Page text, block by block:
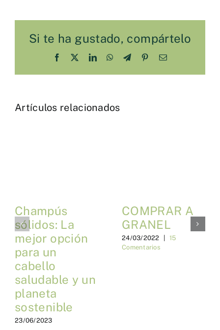
Si te ha gustado, compártelo
Facebook LinkedInWhatsApp
TelegramPinterestCorreo
Artículos relacionados
Champús
sólidos: La
mejor opción
para un
cabello
saludable y un
planeta
sostenible
23/06/2023
COMPRAR A
GRANEL
24/03/2022 |
15
Comentarios